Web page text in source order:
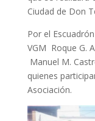
Ciudad de Don
Por el
VGM Roque G.
Manuel M.
quienes
Asociación.